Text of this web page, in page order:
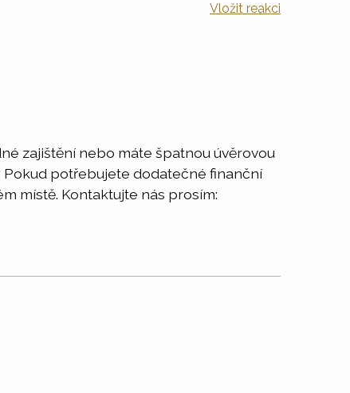
Vložit reakci
zajištění nebo máte špatnou úvěrovou
Pokud potřebujete dodatečné finanční
místě. Kontaktujte nás prosím: